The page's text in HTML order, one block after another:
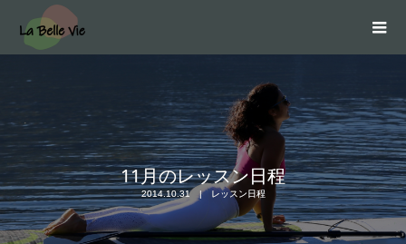
11月のレッスン日程
2014.10.31 レッスン日程